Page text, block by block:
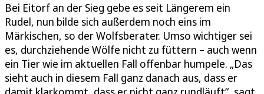
Bei Eitorf an der Sieg gebe es seit Längerem ein
Rudel, nun bilde sich außerdem noch eins im
Märkischen, so der Wolfsberater. Umso wichtiger sei
es, durchziehende Wölfe nicht zu füttern – auch wenn
ein Tier wie im aktuellen Fall offenbar humpele. „Das
sieht auch in diesem Fall ganz danach aus, dass er